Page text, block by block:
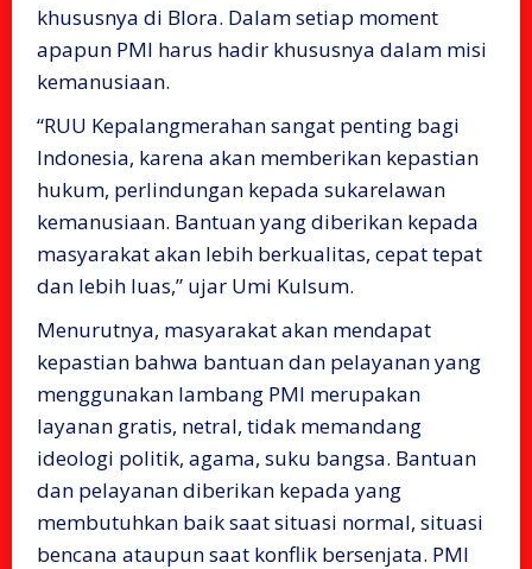
khususnya di Blora. Dalam setiap moment
apapun PMI harus hadir khususnya dalam misi
kemanusiaan.
“RUU Kepalangmerahan sangat penting bagi
Indonesia, karena akan memberikan kepastian
hukum, perlindungan kepada sukarelawan
kemanusiaan. Bantuan yang diberikan kepada
masyarakat akan lebih berkualitas, cepat tepat
dan lebih luas,” ujar Umi Kulsum.
Menurutnya, masyarakat akan mendapat
kepastian bahwa bantuan dan pelayanan yang
menggunakan lambang PMI merupakan
layanan gratis, netral, tidak memandang
ideologi politik, agama, suku bangsa. Bantuan
dan pelayanan diberikan kepada yang
membutuhkan baik saat situasi normal, situasi
bencana ataupun saat konflik bersenjata. PMI